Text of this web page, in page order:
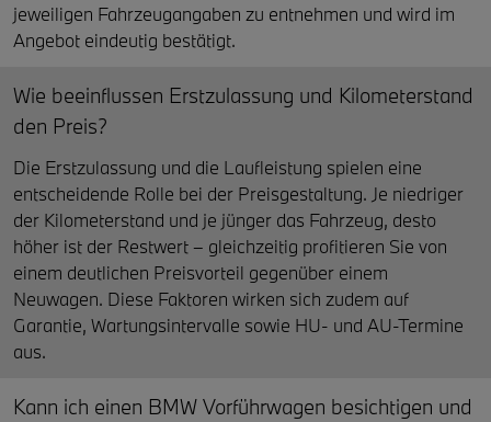
jeweiligen Fahrzeugangaben zu entnehmen und wird im
Angebot eindeutig bestätigt.
Wie beeinflussen Erstzulassung und Kilometerstand
den Preis?
Die Erstzulassung und die Laufleistung spielen eine
entscheidende Rolle bei der Preisgestaltung. Je niedriger
der Kilometerstand und je jünger das Fahrzeug, desto
höher ist der Restwert – gleichzeitig profitieren Sie von
einem deutlichen Preisvorteil gegenüber einem
Neuwagen. Diese Faktoren wirken sich zudem auf
Garantie, Wartungsintervalle sowie HU- und AU-Termine
aus.
Kann ich einen BMW Vorführwagen besichtigen und